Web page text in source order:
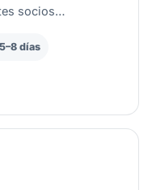
socios
de origen
5–8 días